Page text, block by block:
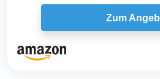
Schale...
Zum